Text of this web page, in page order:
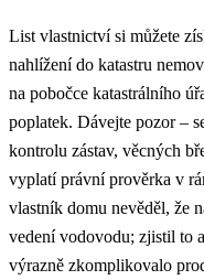
List vlastnictví si můžete
nahlížení do katastru
na pobočce katastrálního
poplatek. Dávejte pozor –
kontrolu zástav, věcných
vyplatí právní prověrka v
vlastník domu nevěděl, že
vedení vodovodu; zjistil to
výrazně zkomplikovalo